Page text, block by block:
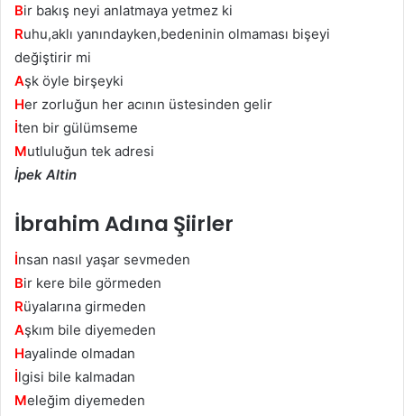
Bir bakış neyi anlatmaya yetmez ki
Ruhu,aklı yanındayken,bedeninin olmaması bişeyi
değiştirir mi
Aşk öyle birşeyki
Her zorluğun her acının üstesinden gelir
İten bir gülümseme
Mutluluğun tek adresi
İpek Altin
İbrahim Adına Şiirler
İnsan nasıl yaşar sevmeden
Bir kere bile görmeden
Rüyalarına girmeden
Aşkım bile diyemeden
Hayalinde olmadan
İlgisi bile kalmadan
Meleğim diyemeden